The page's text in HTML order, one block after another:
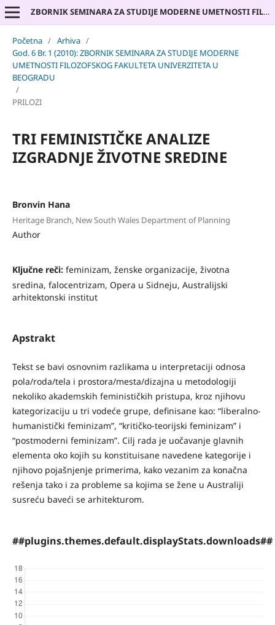
ZBORNIK SEMINARA ZA STUDIJE MODERNE UMETNOSTI FILOZOFSKOG FAKULTETA UNIVERZITETA U BEOGRADU
Početna / Arhiva /
God. 6 Br. 1 (2010): ZBORNIK SEMINARA ZA STUDIJE MODERNE
UMETNOSTI FILOZOFSKOG FAKULTETA UNIVERZITETA U
BEOGRADU
/
PRILOZI
TRI FEMINISTIČKE ANALIZE
IZGRADNJE ŽIVOTNE SREDINE
Bronvin Hana
Heritage Branch, New South Wales Department of Planning
Author
Ključne reči: feminizam, ženske organizacije, životna
sredina, falocentrizam, Opera u Sidneju, Australijski
arhitektonski institut
Apstrakt
Tekst se bavi osnovnim razlikama u interpretaciji odnosa
pola/roda/tela i prostora/mesta/dizajna u metodologiji
nekoliko akademskih feminističkih pristupa, kroz njihovu
kategorizaciju u tri vodeće grupe, definisane kao: “liberalno-
humanistički feminizam”, “kritičko-teorijski feminizam” i
“postmoderni feminizam”. Cilj rada je uočavanje glavnih
elementa oko kojih su konstituisane navedene kategorije i
njihovo pojašnjenje primerima, kako vezanim za konačna
rešenja tako i za probleme sa kojima se žene u Australiji
susreću baveći se arhitekturom.
##plugins.themes.default.displayStats.downloads##